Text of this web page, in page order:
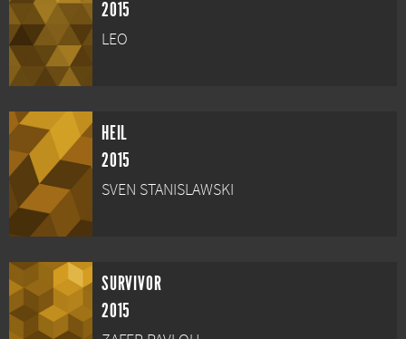
2015
LEO
HEIL
2015
SVEN STANISLAWSKI
SURVIVOR
2015